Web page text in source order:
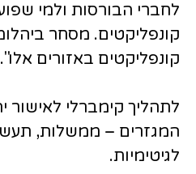
לחברי הבורסות ולמי
קונפליקטים. מסחר
קונפליקטים באזורים אלו".
המגזרים – ממשלות,
לגיטימיות.